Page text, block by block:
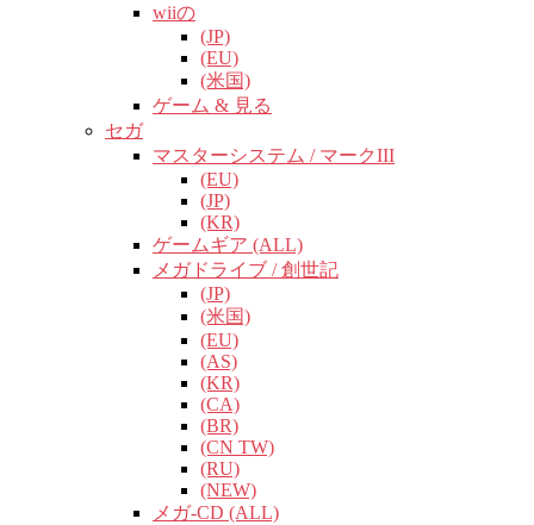
wiiの
(JP)
(EU)
(米国)
ゲーム & 見る
セガ
マスターシステム / マークIII
(EU)
(JP)
(KR)
ゲームギア (ALL)
メガドライブ / 創世記
(JP)
(米国)
(EU)
(AS)
(KR)
(CA)
(BR)
(CN TW)
(RU)
(NEW)
メガ-CD (ALL)